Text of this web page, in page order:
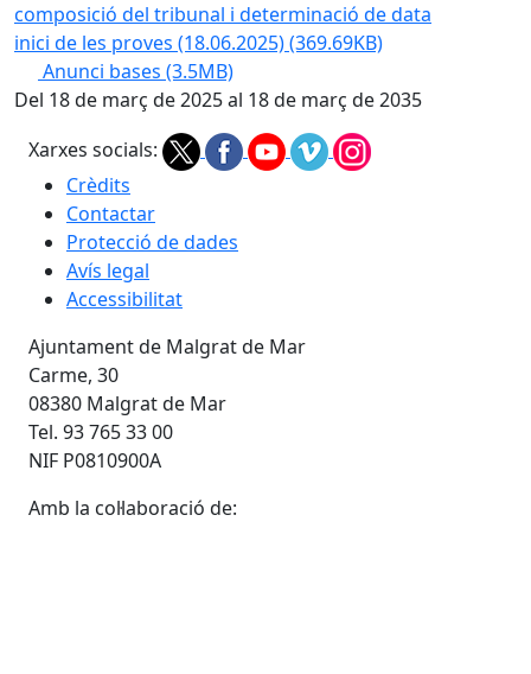
composició del tribunal i determinació de data
inici de les proves (18.06.2025)(369.69KB)
Anunci bases (3.5MB)
Del 18 de març de 2025 al 18 de març de 2035
Xarxes socials:
Crèdits
Contactar
Protecció de dades
Avís legal
Accessibilitat
Ajuntament de Malgrat de Mar
Carme, 30
08380 Malgrat de Mar
Tel. 93 765 33 00
NIF P0810900A
Amb la col·laboració de: